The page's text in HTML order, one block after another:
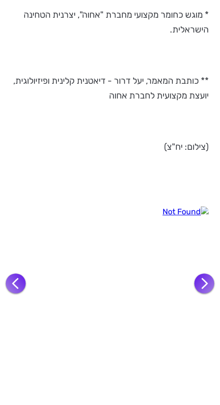
* מוגש כחומר מקצועי מחברת "אחוה", יצרנית הטחינה
הישראלית.
** כותבת המאמר, יעל דרור - דיאטנית קלינית ופיזיולוגית,
יועצת מקצועית לחברת אחוה
(צילום: יח"צ)